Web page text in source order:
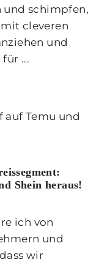
und schimpfen,
cleveren
und
...
Shein heraus!
ich von
und
wir